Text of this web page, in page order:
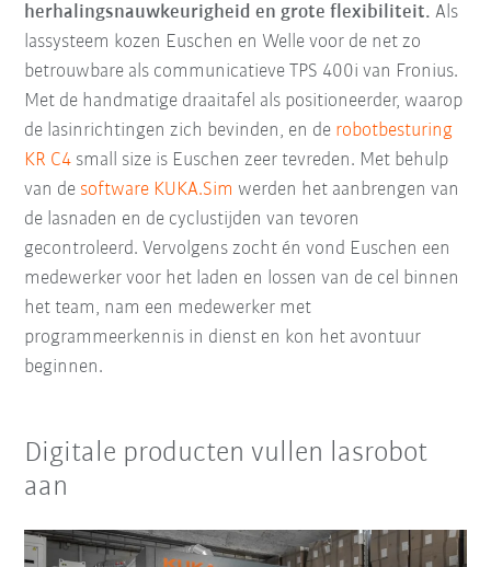
herhalingsnauwkeurigheid en grote flexibiliteit.Als
lassysteem kozen Euschen en Welle voor de net zo
betrouwbare als communicatieve TPS 400i van Fronius.
Met de handmatige draaitafel als positioneerder, waarop
de lasinrichtingen zich bevinden, en de robotbesturing
KR C4 small size is Euschen zeer tevreden. Met behulp
van de software KUKA.Sim werden het aanbrengen van
de lasnaden en de cyclustijden van tevoren
gecontroleerd. Vervolgens zocht én vond Euschen een
medewerker voor het laden en lossen van de cel binnen
het team, nam een medewerker met
programmeerkennis in dienst en kon het avontuur
beginnen.
Digitale producten vullen lasrobot
aan